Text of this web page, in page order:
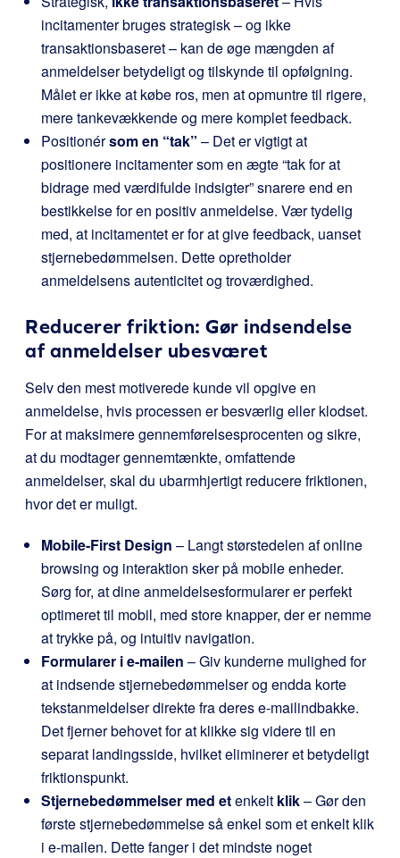
incitamenter bruges strategisk – og ikke
transaktionsbaseret – kan de øge mængden af
anmeldelser betydeligt og tilskynde til opfølgning.
Målet er ikke at købe ros, men at opmuntre til rigere,
mere tankevækkende og mere komplet feedback.
Positionérsom en “tak” – Det er vigtigt at
positionere incitamenter som en ægte “tak for at
bidrage med værdifulde indsigter” snarere end en
bestikkelse for en positiv anmeldelse. Vær tydelig
med, at incitamentet er for at give feedback, uanset
stjernebedømmelsen. Dette opretholder
anmeldelsens autenticitet og troværdighed.
Reducerer friktion: Gør indsendelse
af anmeldelser ubesværet
Selv den mest motiverede kunde vil opgive en
anmeldelse, hvis processen er besværlig eller klodset.
For at maksimere gennemførelsesprocenten og sikre,
at du modtager gennemtænkte, omfattende
anmeldelser, skal du ubarmhjertigt reducere friktionen,
hvor det er muligt.
Mobile-First Design – Langt størstedelen af online
browsing og interaktion sker på mobile enheder.
Sørg for, at dine anmeldelsesformularer er perfekt
optimeret til mobil, med store knapper, der er nemme
at trykke på, og intuitiv navigation.
Formularer i e-mailen – Giv kunderne mulighed for
at indsende stjernebedømmelser og endda korte
tekstanmeldelser direkte fra deres e-mailindbakke.
Det fjerner behovet for at klikke sig videre til en
separat landingsside, hvilket eliminerer et betydeligt
friktionspunkt.
Stjernebedømmelser med etenkelt klik– Gør den
første stjernebedømmelse så enkel som et enkelt klik
i e-mailen. Dette fanger i det mindste noget